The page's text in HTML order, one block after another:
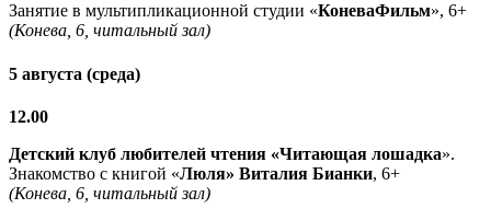
Занятие в мультипликационной студии «КоневаФильм», 6+
(Конева, 6, читальный зал)
5 августа (среда)
12.00
Детский клуб любителей чтения «Читающая лошадка».
Знакомство с книгой «Люля» Виталия Бианки, 6+
(Конева, 6, читальный зал)